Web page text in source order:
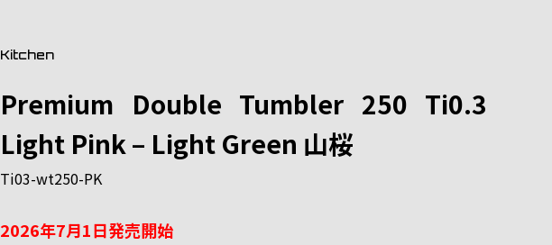
Kitchen
Premium Double Tumbler 250 Ti0.3
Light Pink – Light Green 山桜
Ti03-wt250-PK
2026年7月1日発売開始